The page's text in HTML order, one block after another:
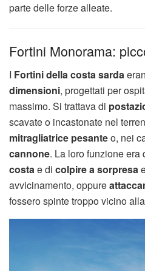
parte delle forze alleate.
Fortini Monorama:
I Fortini della costa sarda
dimensioni, progettati per
massimo. Si trattava di
scavate o incastonate nel
mitragliatrice pesanteo, nei
cannone. La loro funzione era
costa e di colpire a sorpresa
avvicinamento, oppure
fossero spinte troppo vicino